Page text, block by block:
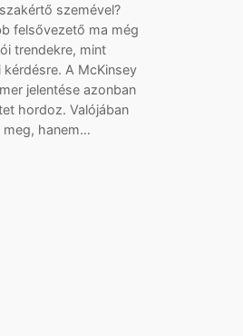
szemével?
felsővezető ma még
trendekre, mint
A McKinsey
jelentése azonban
hordoz. Valójában
hanem…